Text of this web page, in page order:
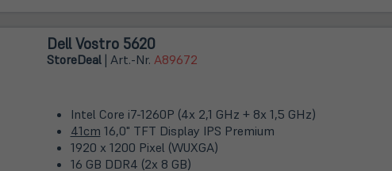
Dell Vostro 5620
StoreDeal| Art.-Nr. A89672
Intel Core i7-1260P (4x 2,1 GHz + 8x 1,5 GHz)
41cm 16,0" TFT Display IPS Premium
1920 x 1200 Pixel (WUXGA)
16 GB DDR4 (2x 8 GB)